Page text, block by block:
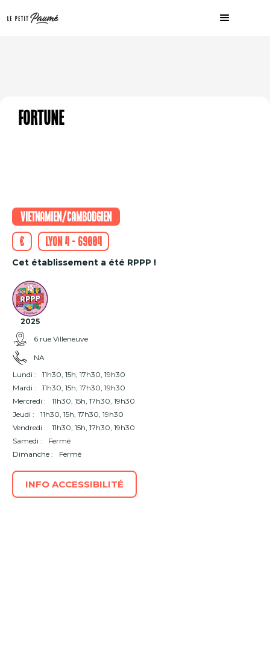
Fortune
Vietnamien/Cambodgien
€
Lyon 4 - 69004
Cet établissement a été RPPP !
2025
6 rue Villeneuve
NA
Lundi :
11h30, 15h, 17h30, 19h30
Mardi :
11h30, 15h, 17h30, 19h30
Mercredi :
11h30, 15h, 17h30, 19h30
Jeudi :
11h30, 15h, 17h30, 19h30
Vendredi :
11h30, 15h, 17h30, 19h30
Samedi :
Fermé
Dimanche :
Fermé
INFO ACCESSIBILITÉ